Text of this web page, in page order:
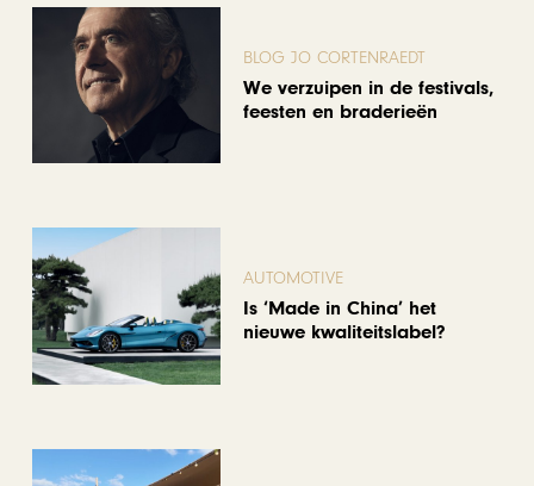
BLOG JO CORTENRAEDT
We verzuipen in de festivals,
feesten en braderieën
AUTOMOTIVE
Is ‘Made in China’ het
nieuwe kwaliteitslabel?